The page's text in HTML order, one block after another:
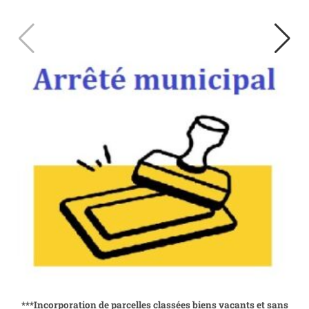
Le mercredi 13 août 2025
***Incorporation de parcelles classées biens vacants et sans